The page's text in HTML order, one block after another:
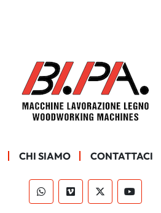
CHI SIAMO CONTATTACI
whatsappvimeo twitteryoutube